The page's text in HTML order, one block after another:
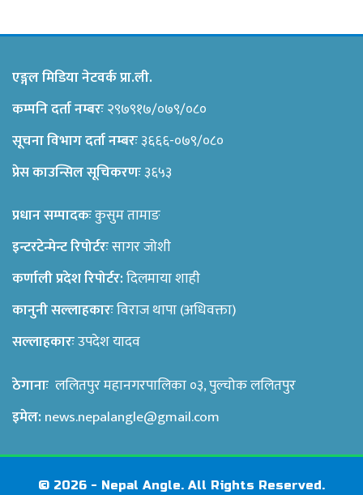
एङ्गल मिडिया नेटवर्क प्रा.ली.
कम्पनि दर्ता नम्बरः२९७९१७/०७९/०८०
सूचना विभाग दर्ता नम्बरः३६६६-०७९/०८०
प्रेस काउन्सिल सूचिकरणः३६५३
प्रधान सम्पादकःकुसुम तामाङ
इन्टरटेन्मेन्ट रिपोर्टरःसागर जोशी
कर्णाली प्रदेश रिपोर्टर:दिलमाया शाही
कानुनी सल्लाहकारःविराज थापा (अधिवक्ता)
सल्लाहकारःउपदेश यादव
ठेगानाः ललितपुर महानगरपालिका ०३, पुल्चोक ललितपुर
इमेल: news.nepalangle@gmail.com
© 2026 - Nepal Angle. All Rights Reserved.